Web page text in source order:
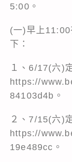
5:00。
(一)早上11:00
下：
１、6/17(六)
https://
84103d4b。
２、7/15(六)
https://
19e489cc。